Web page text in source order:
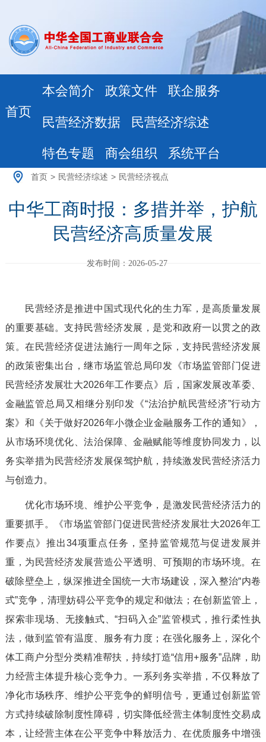
首页
本会简介 政策文件 联企服务
民营经济数据 民营经济综述
特色专题 商会组织 系统平台
首页 > 民营经济综述 > 民营经济视点
中华工商时报：多措并举，护航
民营经济高质量发展
发布时间：2026-05-27
民营经济是推进中国式现代化的生力军，是高质量发展
的重要基础。支持民营经济发展，是党和政府一以贯之的政
策。在民营经济促进法施行一周年之际，支持民营经济发展
的政策密集出台，继市场监管总局印发《市场监管部门促进
民营经济发展壮大2026年工作要点》后，国家发展改革委、
金融监管总局又相继分别印发《“法治护航民营经济”行动方
案》和《关于做好2026年小微企业金融服务工作的通知》，
从市场环境优化、法治保障、金融赋能等维度协同发力，以
务实举措为民营经济发展保驾护航，持续激发民营经济活力
与创造力。
优化市场环境、维护公平竞争，是激发民营经济活力的
重要抓手。《市场监管部门促进民营经济发展壮大2026年工
作要点》推出34项重点任务，坚持监管规范与促进发展并
重，为民营经济发展营造公平透明、可预期的市场环境。在
破除壁垒上，纵深推进全国统一大市场建设，深入整治“内卷
式”竞争，清理妨碍公平竞争的规定和做法；在创新监管上，
探索非现场、无接触式、“扫码入企”监管模式，推行柔性执
法，做到监管有温度、服务有力度；在强化服务上，深化个
体工商户分型分类精准帮扶，持续打造“信用+服务”品牌，助
力经营主体提升核心竞争力。一系列务实举措，不仅释放了
净化市场秩序、维护公平竞争的鲜明信号，更通过创新监管
方式持续破除制度性障碍，切实降低经营主体制度性交易成
本，让经营主体在公平竞争中释放活力、在优质服务中增强